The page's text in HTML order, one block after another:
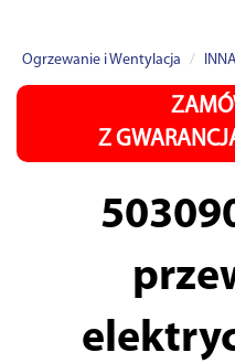
Ogrzewanie i Wentylacja INNA
Z